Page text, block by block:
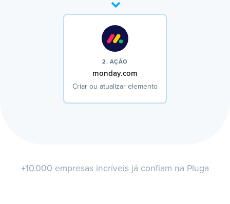
2. AÇÃO
monday.com
Criar ou atualizar elemento
+10.000 empresas incríveis já confiam na Pluga